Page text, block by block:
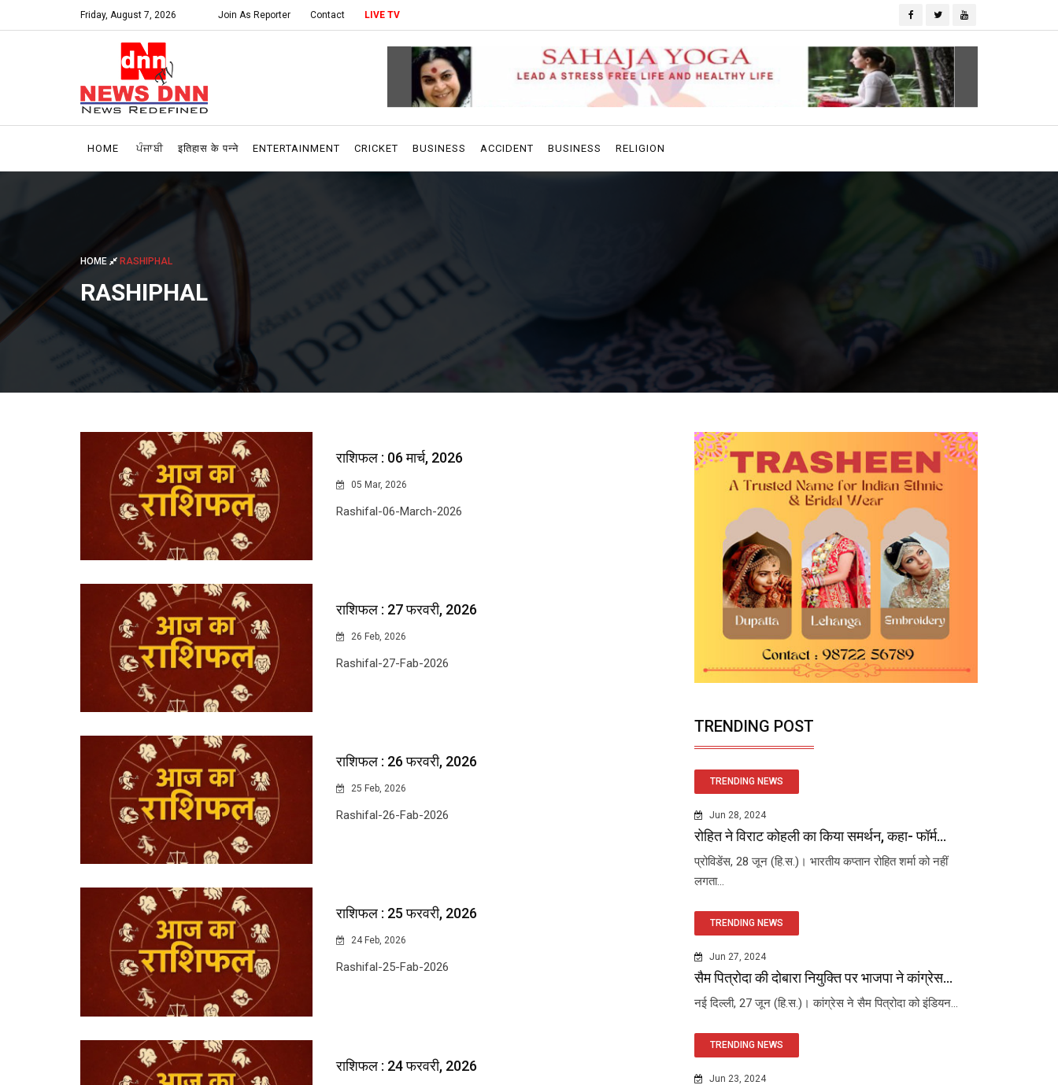
Friday, August 7, 2026 Join As Reporter Contact LIVE TV
HOME ਪੰਜਾਬੀ इतिहास के पन्ने ENTERTAINMENT CRICKET BUSINESS ACCIDENT BUSINESS RELIGION
HOME RASHIPHAL
RASHIPHAL
राशिफल : 06 मार्च, 2026
05 Mar, 2026
Rashifal-06-March-2026
राशिफल : 27 फरवरी, 2026
26 Feb, 2026
Rashifal-27-Fab-2026
राशिफल : 26 फरवरी, 2026
25 Feb, 2026
Rashifal-26-Fab-2026
राशिफल : 25 फरवरी, 2026
24 Feb, 2026
Rashifal-25-Fab-2026
राशिफल : 24 फरवरी, 2026
TRENDING POST
TRENDING NEWS
Jun 28, 2024
रोहित ने विराट कोहली का किया समर्थन, कहा- फॉर्म...
प्रोविडेंस, 28 जून (हि.स.)। भारतीय कप्तान रोहित शर्मा को नहीं
लगता...
TRENDING NEWS
Jun 27, 2024
सैम पित्रोदा की दोबारा नियुक्ति पर भाजपा ने कांग्रेस...
नई दिल्ली, 27 जून (हि.स.)। कांग्रेस ने सैम पित्रोदा को इंडियन...
TRENDING NEWS
Jun 23, 2024